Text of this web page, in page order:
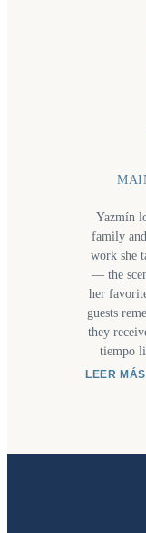
stay
guests
to
Yazmín
family
work she
— the
her
guests
they receive. A Yazmín le gusta
tiempo
camino al
LEER MÁS